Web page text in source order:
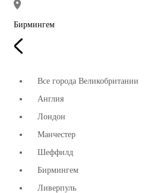
Бирмингем
Все города Великобритании
Англия
Лондон
Манчестер
Шеффилд
Бирмингем
Ливерпуль